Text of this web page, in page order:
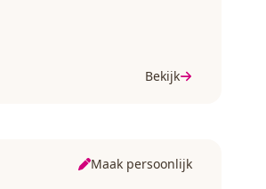
Bekijk
Maak persoonlijk